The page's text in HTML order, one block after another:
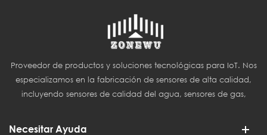
Proveedor de productos y soluciones tecnológicas para IoT. Nos
especializamos en la fabricación de sensores de alta calidad,
incluyendo sensores de calidad del agua, sensores de gas,
Necesitar Ayuda